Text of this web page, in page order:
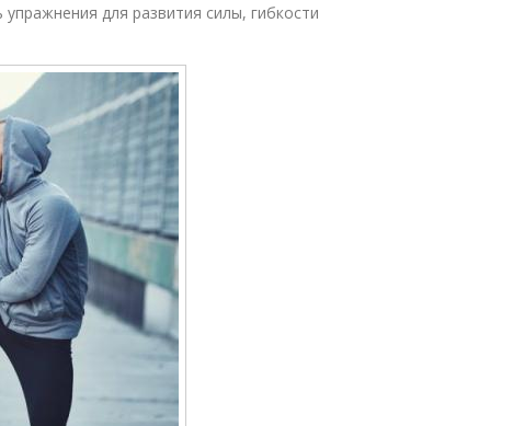
Человек для
Человек с
частыми
посещениями
для развития силы, гибкости